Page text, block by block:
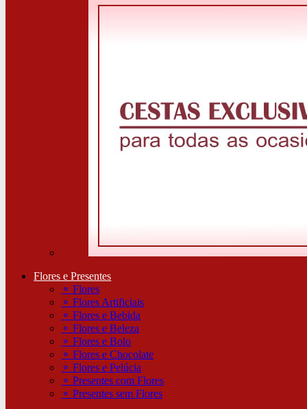
Flores e Presentes
⚬Flores
⚬Flores Artificiais
⚬Flores e Bebida
⚬Flores e Beleza
⚬Flores e Bolo
⚬Flores e Chocolate
⚬Flores e Pelúcia
⚬Presentes com Flores
⚬Presentes sem Flores